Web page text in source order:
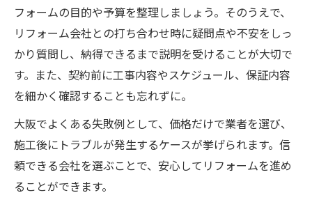
フォームの目的や予算を整理しましょう。そのうえで、
リフォーム会社との打ち合わせ時に疑問点や不安をしっ
かり質問し、納得できるまで説明を受けることが大切で
す。また、契約前に工事内容やスケジュール、保証内容
を細かく確認することも忘れずに。
大阪でよくある失敗例として、価格だけで業者を選び、
施工後にトラブルが発生するケースが挙げられます。信
頼できる会社を選ぶことで、安心してリフォームを進め
ることができます。